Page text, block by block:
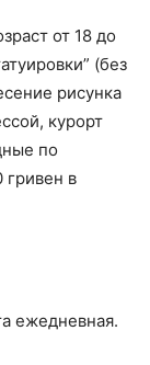
от 18 до
(без
рисунка
курорт
по
гривен в
ежедневная.